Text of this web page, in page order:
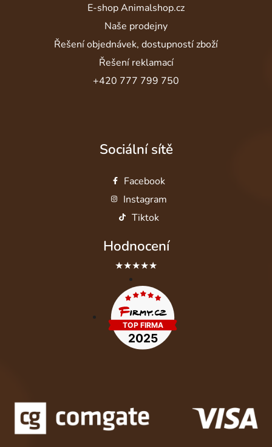
E-shop Animalshop.cz
Naše prodejny
Řešení objednávek, dostupností zboží
Řešení reklamací
+420 777 799 750
Sociální sítě
Facebook
Instagram
Tiktok
Hodnocení
★★★★★